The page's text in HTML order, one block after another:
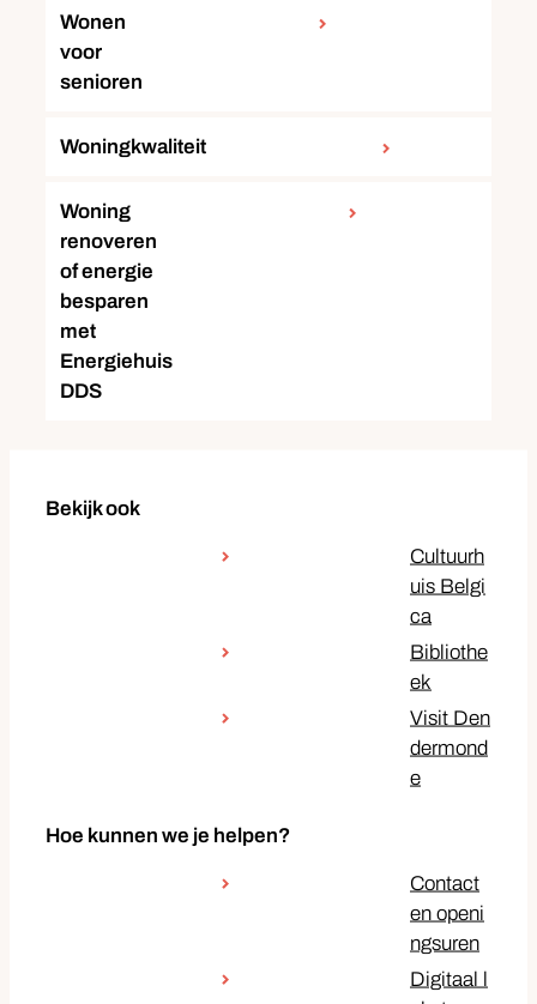
Wonen
voor
senioren
Woningkwaliteit
Woning
renoveren
of energie
besparen
met
Energiehuis
DDS
Bekijk ook
Cultuurh
uis Belgi
ca
Bibliothe
ek
Visit Den
dermond
e
Hoe kunnen we je helpen?
Contact
en openi
ngsuren
Digitaal l